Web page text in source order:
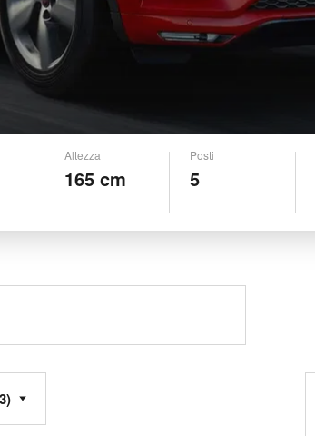
Altezza
165 cm
Posti
5